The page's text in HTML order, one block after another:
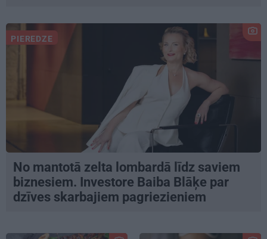
PIEREDZE
No mantotā zelta lombardā līdz saviem
biznesiem. Investore Baiba Blāķe par
dzīves skarbajiem pagriezieniem